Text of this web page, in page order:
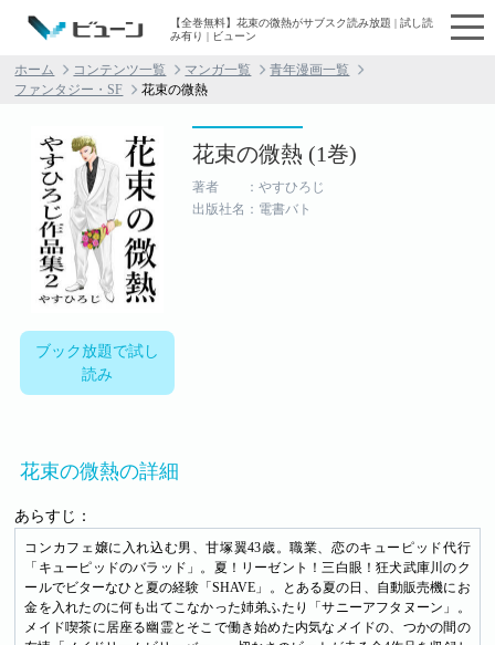
【全巻無料】花束の微熱がサブスク読み放題 | 試し読
み有り | ビューン
ホーム コンテンツ一覧 マンガ一覧
青年漫画一覧
ファンタジー・SF
花束の微熱
ブック放題で試し
読み
花束の微熱 (1巻)
著者 ：やすひろじ
出版社名：電書バト
花束の微熱の詳細
あらすじ：
コンカフェ嬢に入れ込む男、甘塚翼43歳。職業、恋のキューピッド代行
「キューピッドのバラッド」。夏！リーゼント！三白眼！狂犬武庫川のク
ールでビターなひと夏の経験「SHAVE」。とある夏の日、自動販売機にお
金を入れたのに何も出てこなかった姉弟ふたり「サニーアフタヌーン」。
メイド喫茶に居座る幽霊とそこで働き始めた内気なメイドの、つかの間の